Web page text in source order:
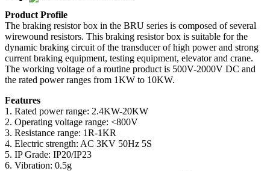
Product Profile
The braking resistor box in the BRU series is composed of several
wirewound resistors. This braking resistor box is suitable for the
dynamic braking circuit of the transducer of high power and strong
current braking equipment, testing equipment, elevator and crane.
The working voltage of a routine product is 500V-2000V DC and
the rated power ranges from 1KW to 10KW.
Features
1. Rated power range: 2.4KW-20KW
2. Operating voltage range: <800V
3. Resistance range: 1R-1KR
4. Electric strength: AC 3KV 50Hz 5S
5. IP Grade: IP20/IP23
6. Vibration: 0.5g